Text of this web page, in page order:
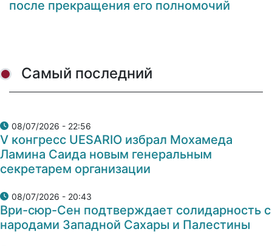
после прекращения его полномочий
Самый последний
08/07/2026 - 22:56
V конгресс UESARIO избрал Мохамеда
Ламина Саида новым генеральным
секретарем организации
08/07/2026 - 20:43
Ври-сюр-Сен подтверждает солидарность с
народами Западной Сахары и Палестины